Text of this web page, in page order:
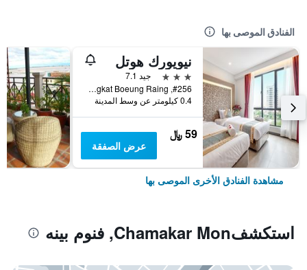
الفنادق الموصى بها
نيويورك هوتل
3 نجوم
جيد 7.1
#256, Street Monivong Blvd, Sangkat Boeung Raing, فنوم بينه, كمبوديا
0.4 كيلومتر عن وسط المدينة
59 ﷼
عرض الصفقة
مشاهدة الفنادق الأخرى الموصى بها
استكشفChamakar Mon, فنوم بينه